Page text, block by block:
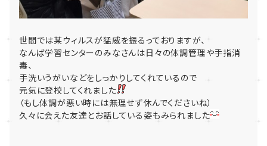
世間では某ウィルスが猛威を振るっておりますが、
なんば学習センターのみなさんは日々の体調管理や手指消
毒、
手洗いうがいなどをしっかりしてくれているので
元気に登校してくれました
（もし体調が悪い時には無理せず休んでくださいね）
久々に会えた友達とお話している姿もみられました